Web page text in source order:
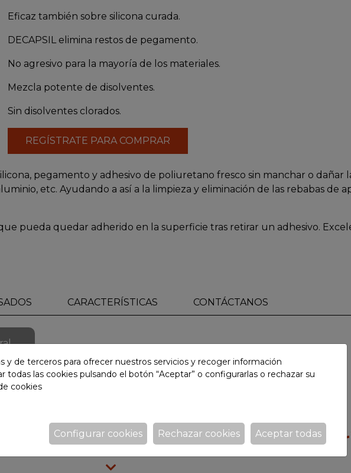
Eficaz también sobre silicona curada.
DECAPSIL elimina restos de pegamento.
No agresivo para la mayoría de los materiales.
Mezcla potente de disolventes.
Sin disolventes clorados.
REGÍSTRATE PARA COMPRAR
pegamento y adhesivo de poliuretano fresco sin manchar o dañar
etc. Ayudando a así a la limpieza y eliminación de las rebabas de
pueda quedar adherido en la superficie tras retirar un adhesivo.
CARACTERÍSTICAS CONTÁCTANOS
con Decapantes
y de terceros para ofrecer nuestros servicios y recoger información
todas las cookies pulsando el botón “Aceptar” o configurarlas o rechazar su
cookies
Aceptar todas
Rechazar cookies
Configurar cookies